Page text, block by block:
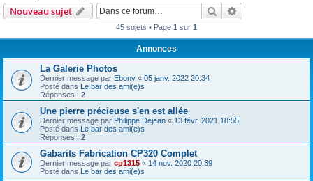
Nouveau sujet Rechercher
45 sujets • Page 1 sur 1
Annonces
La Galerie Photos
Dernier message par Ebonv « 05 janv. 2022 20:34
Posté dans Le bar des ami(e)s
Réponses : 2
Une pierre précieuse s'en est allée
Dernier message par Philippe Dejean « 13 févr. 2021 18:55
Posté dans Le bar des ami(e)s
Réponses : 2
Gabarits Fabrication CP320 Complet
Dernier message par cp1315 « 14 nov. 2020 20:39
Posté dans Le bar des ami(e)s